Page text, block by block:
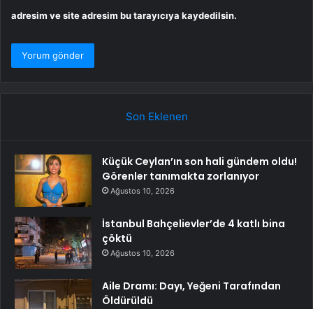
adresim ve site adresim bu tarayıcıya kaydedilsin.
Son Eklenen
Küçük Ceylan’ın son hali gündem oldu!
Görenler tanımakta zorlanıyor
Ağustos 10, 2026
İstanbul Bahçelievler’de 4 katlı bina
çöktü
Ağustos 10, 2026
Aile Dramı: Dayı, Yeğeni Tarafından
Öldürüldü